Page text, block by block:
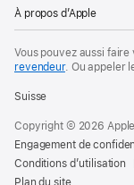
À propos d’Apple
Vous pouvez aussi faire
revendeur. Ouappeler
Suisse
Copyright © 2026
Engagement de
Conditions d’utilisation
Plan du site